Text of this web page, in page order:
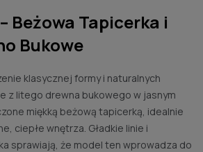
Beżowa Tapicerka i
Bukowe
klasycznej formy i naturalnych
z litego drewna bukowego w jasnym
miękką beżową tapicerką, idealnie
ciepłe wnętrza. Gładkie linie i
sprawiają, że model ten wprowadza do